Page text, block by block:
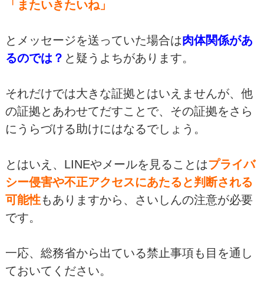
「またいきたいね」
とメッセージを送っていた場合は肉体関係があ
るのでは？ と疑うよちがあります。
それだけでは大きな証拠とはいえませんが、他
の証拠とあわせてだすことで、その証拠をさら
にうらづける助けにはなるでしょう。
とはいえ、LINEやメールを見ることはプライバ
シー侵害や不正アクセスにあたると判断される
可能性もありますから、さいしんの注意が必要
です。
一応、総務省から出ている禁止事項も目を通し
ておいてください。